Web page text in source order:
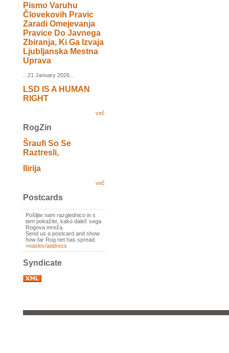
Pismo Varuhu
Človekovih Pravic
Zaradi Omejevanja
Pravice Do Javnega
Zbiranja, Ki Ga Izvaja
Ljubljanska Mestna
Uprava
...21 January 2026...
LSD IS A HUMAN
RIGHT
več
RogZin
Šraufi So Se
Raztresli,
Ilirija
več
Postcards
Pošljite nam razglednico in s
tem pokažite, kako daleč sega
Rogova mreža.
Send us a postcard and show
how far Rog net has spread.
>naslov/address
Syndicate